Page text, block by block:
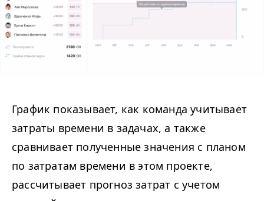
График показывает, как команда учитывает
затраты времени в задачах, а также
сравнивает полученные значения с планом
по затратам времени в этом проекте,
рассчитывает прогноз затрат с учетом